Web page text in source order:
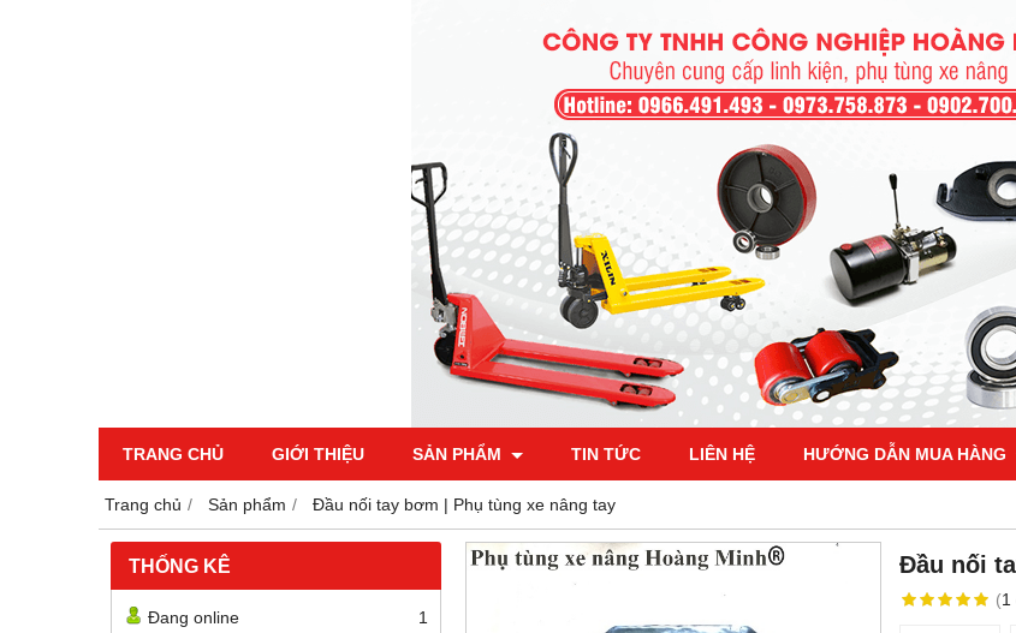
TRANG CHỦ GIỚI THIỆU SẢN PHẨM TIN TỨC LIÊN HỆ HƯỚNG DẪN MUA HÀNG
Trang chủ Sản phẩm Đầu nối tay bơm | Phụ tùng xe nâng tay
THỐNG KÊ
Đang online
1
Đầu nối
(1